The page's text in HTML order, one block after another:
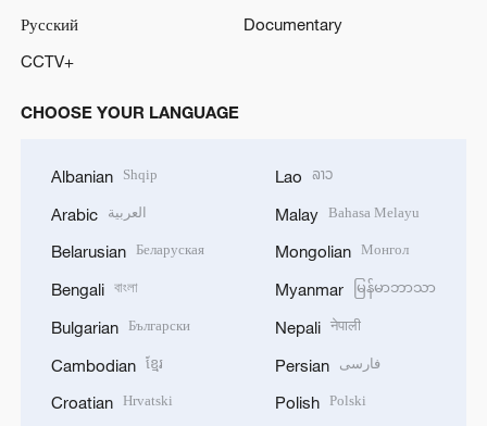
Русский
Documentary
CCTV+
CHOOSE YOUR LANGUAGE
Albanian Shqip
Arabic العربية
Belarusian Беларуская
Bengali বাংলা
Bulgarian Български
Cambodian ខ្មែរ
Croatian Hrvatski
Lao ລາວ
Malay Bahasa Melayu
Mongolian Монгол
Myanmar မြန်မာဘာသာ
Nepali नेपाली
Persian فارسی
Polish Polski